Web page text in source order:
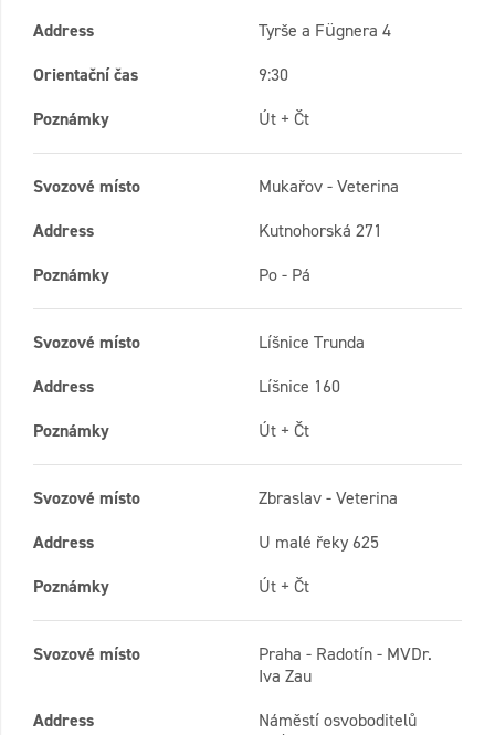
Address
Tyrše a Fügnera 4
Orientační čas
9:30
Poznámky
Út + Čt
Svozové místo
Mukařov - Veterina
Address
Kutnohorská 271
Poznámky
Po - Pá
Svozové místo
Líšnice Trunda
Address
Líšnice 160
Poznámky
Út + Čt
Svozové místo
Zbraslav - Veterina
Address
U malé řeky 625
Poznámky
Út + Čt
Svozové místo
Praha - Radotín - MVDr.
Iva Zau
Address
Náměstí osvoboditelů